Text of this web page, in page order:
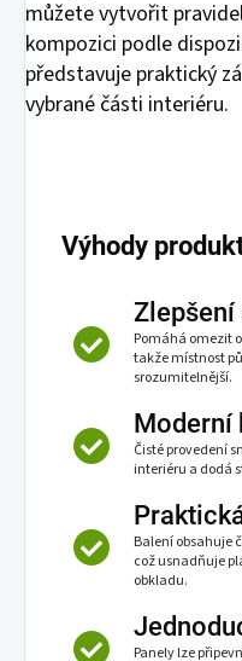
můžete vytvořit
kompozici podle
představuje praktický
vybrané části interiéru.
Výhody
Zlepšení
Pomáhá omezit
takže místnost
srozumitelnější.
Moderní
Čisté provedení
interiéru a dodá
Balení obsahuje
což usnadňuje
obkladu.
Panely lze